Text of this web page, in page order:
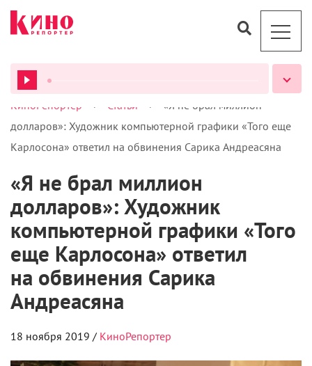
ВСЕ ПОДКАСТЫ
долларов»: Художник компьютерной графики «Того еще
Карлосона» ответил на обвинения Сарика Андреасяна
«Я не брал миллион
долларов»: Художник
компьютерной графики «Того
еще Карлосона» ответил
на обвинения Сарика
Андреасяна
18 ноября 2019 /КиноРепортер